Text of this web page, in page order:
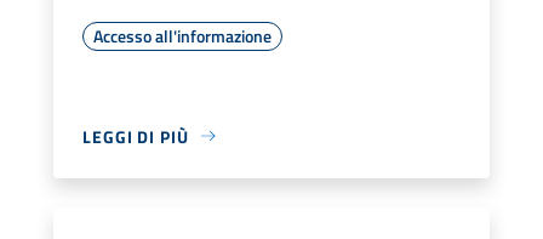
Accesso all'informazione
LEGGI DI PIÙ